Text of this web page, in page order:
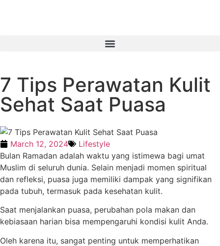
7 Tips Perawatan Kulit
Sehat Saat Puasa
March 12, 2024
Lifestyle
Bulan Ramadan adalah waktu yang istimewa bagi umat
Muslim di seluruh dunia. Selain menjadi momen spiritual
dan refleksi, puasa juga memiliki dampak yang signifikan
pada tubuh, termasuk pada kesehatan kulit.
Saat menjalankan puasa, perubahan pola makan dan
kebiasaan harian bisa mempengaruhi kondisi kulit Anda.
Oleh karena itu, sangat penting untuk memperhatikan